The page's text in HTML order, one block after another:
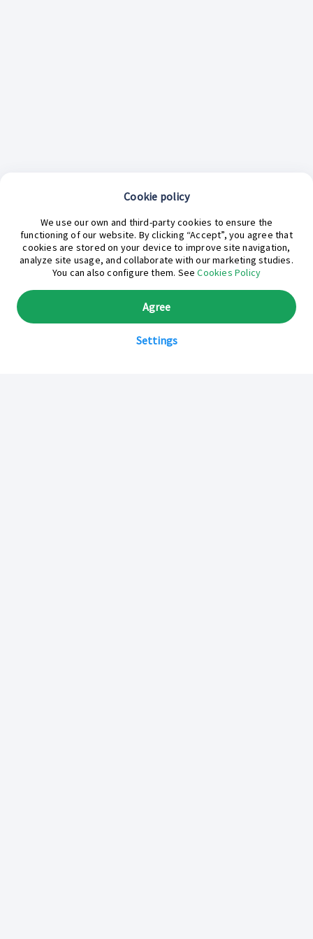
¿En qué podemos ayudarte hoy?
Cookie policy
We use our own and third-party cookies to ensure the
functioning of our website. By clicking “Accept”, you agree that
cookies are stored on your device to improve site navigation,
analyze site usage, and collaborate with our marketing studies.
You can also configure them. SeeCookies Policy
Settings
Agree